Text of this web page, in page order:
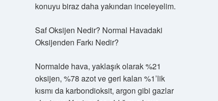
konuyu biraz daha yakından inceleyelim.
Saf Oksijen Nedir? Normal Havadaki
Oksijenden Farkı Nedir?
Normalde hava, yaklaşık olarak %21
oksijen, %78 azot ve geri kalan %1’lik
kısmı da karbondioksit, argon gibi gazlar